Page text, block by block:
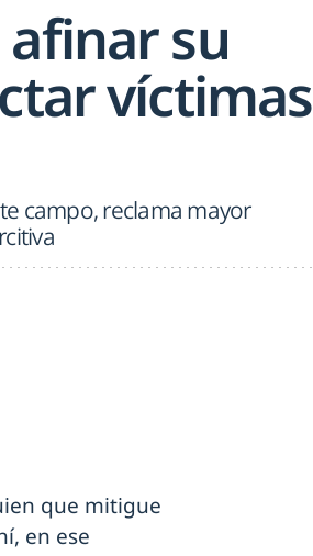
su
víctimas
campo, reclama mayor
que mitigue
en ese